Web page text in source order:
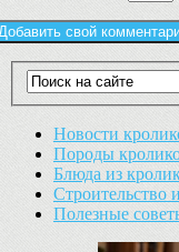
Новости
Породы
Блюда из
Строительство
Полезные